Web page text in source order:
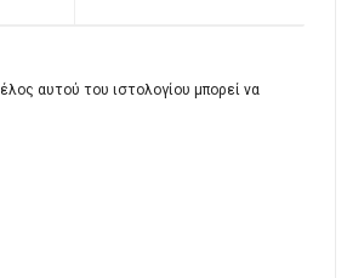
αυτού του ιστολογίου μπορεί να